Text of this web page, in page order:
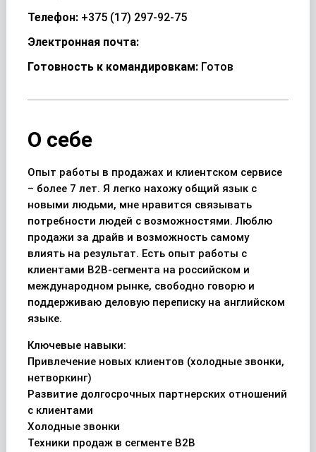
Телефон:+375 (17) 297-92-75
Электронная почта:
Готовность к командировкам:Готов
О себе
Опыт работы в продажах и клиентском сервисе
– более 7 лет. Я легко нахожу общий язык с
новыми людьми, мне нравится связывать
потребности людей с возможностями. Люблю
продажи за драйв и возможность самому
влиять на результат. Есть опыт работы с
клиентами В2В-сегмента на российском и
международном рынке, свободно говорю и
поддерживаю деловую переписку на английском
языке.
Ключевые навыки:
Привлечение новых клиентов (холодные звонки,
нетворкинг)
Развитие долгосрочных партнерских отношений
с клиентами
Холодные звонки
Техники продаж в сегменте В2В